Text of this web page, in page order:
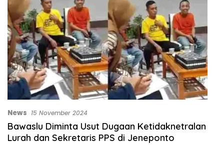
News 15 November 2024
Bawaslu Diminta Usut Dugaan Ketidaknetralan
Lurah dan Sekretaris PPS di Jeneponto